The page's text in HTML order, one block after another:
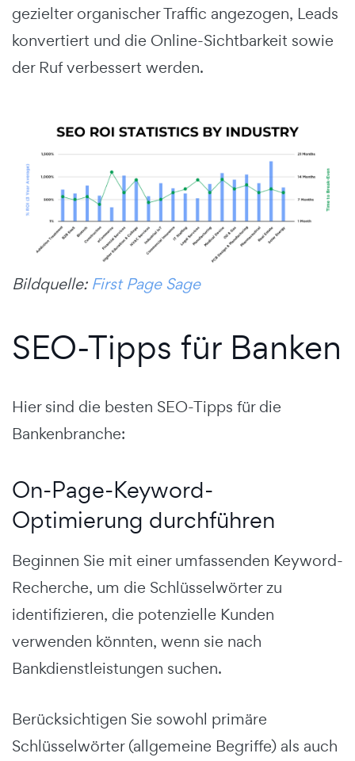
gezielter organischer Traffic angezogen, Leads
konvertiert und die Online-Sichtbarkeit sowie
der Ruf verbessert werden.
Bildquelle: First Page Sage
SEO-Tipps für Banken
Hier sind die besten SEO-Tipps für die
Bankenbranche:
On-Page-Keyword-
Optimierung durchführen
Beginnen Sie mit einer umfassenden Keyword-
Recherche, um die Schlüsselwörter zu
identifizieren, die potenzielle Kunden
verwenden könnten, wenn sie nach
Bankdienstleistungen suchen.
Berücksichtigen Sie sowohl primäre
Schlüsselwörter (allgemeine Begriffe) als auch